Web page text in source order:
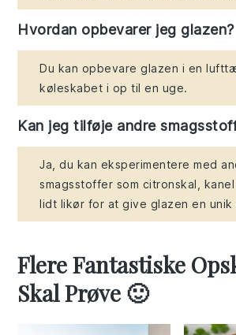
Hvordan opbevarer jeg glazen?
Du kan opbevare glazen i en
køleskabet i op til en uge.
Kan jeg tilføje andre
Ja, du kan eksperimentere med
smagsstoffer som citronskal,
lidt likør for at give glazen en unik
Flere Fantastiske
Skal Prøve 🙂